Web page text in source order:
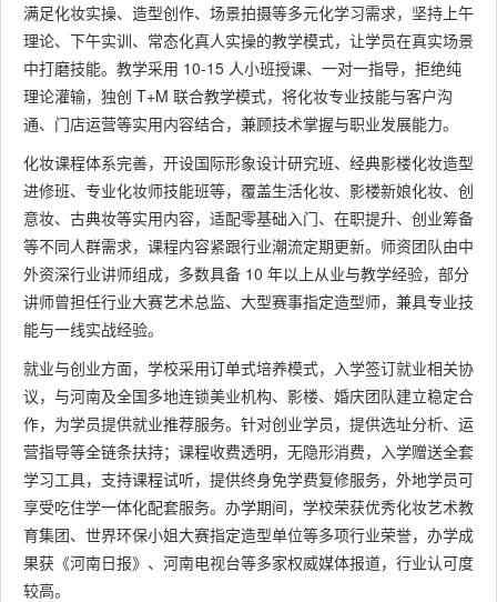
满足化妆实操、造型创作、场景拍摄等多元化学习需求，坚持上午
理论、下午实训、常态化真人实操的教学模式，让学员在真实场景
中打磨技能。教学采用 10-15 人小班授课、一对一指导，拒绝纯
理论灌输，独创 T+M 联合教学模式，将化妆专业技能与客户沟
通、门店运营等实用内容结合，兼顾技术掌握与职业发展能力。
化妆课程体系完善，开设国际形象设计研究班、经典影楼化妆造型
进修班、专业化妆师技能班等，覆盖生活化妆、影楼新娘化妆、创
意妆、古典妆等实用内容，适配零基础入门、在职提升、创业筹备
等不同人群需求，课程内容紧跟行业潮流定期更新。师资团队由中
外资深行业讲师组成，多数具备 10 年以上从业与教学经验，部分
讲师曾担任行业大赛艺术总监、大型赛事指定造型师，兼具专业技
能与一线实战经验。
就业与创业方面，学校采用订单式培养模式，入学签订就业相关协
议，与河南及全国多地连锁美业机构、影楼、婚庆团队建立稳定合
作，为学员提供就业推荐服务。针对创业学员，提供选址分析、运
营指导等全链条扶持；课程收费透明，无隐形消费，入学赠送全套
学习工具，支持课程试听，提供终身免学费复修服务，外地学员可
享受吃住学一体化配套服务。办学期间，学校荣获优秀化妆艺术教
育集团、世界环保小姐大赛指定造型单位等多项行业荣誉，办学成
果获《河南日报》、河南电视台等多家权威媒体报道，行业认可度
较高。